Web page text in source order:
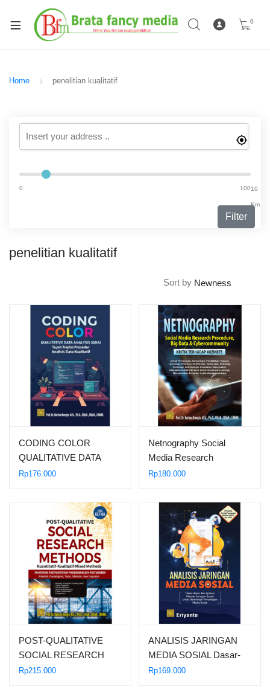
0
Home penelitian kualitatif
0 10
Km
100
Filter
penelitian kualitatif
Sort by
CODING COLOR
QUALITATIVE DATA
ANALYSIS-QDA TUJUH
ANALISIS DATA
KUALITATIF
Rp176.000
Netnography Social
Media Research
Procedure, Big Data &
Rp180.000
POST-QUALITATIVE
SOCIAL RESEARCH
METHODS: Kuantitatif-
Rp215.000
ANALISIS JARINGAN
MEDIA SOSIAL Dasar-
dasar dan Aplikasi
Rp169.000